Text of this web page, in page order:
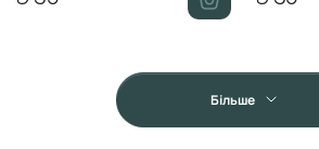
Більше